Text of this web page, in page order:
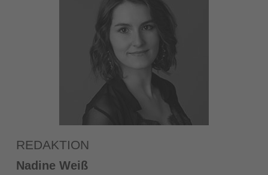
REDAKTION
Nadine Weiß